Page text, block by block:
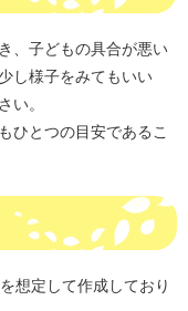
、子どもの具合が悪い
し様子をみてもいい
い。
とつの目安であるこ
想定して作成しており